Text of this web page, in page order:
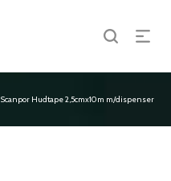
Scanpor Hudtape 2,5cmx10m m/dispenser